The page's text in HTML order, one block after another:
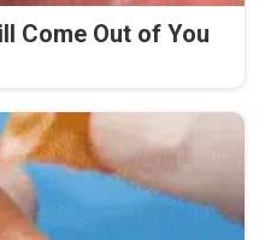
Come Out of You